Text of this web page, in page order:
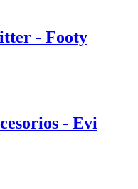
- Footy
- Evi